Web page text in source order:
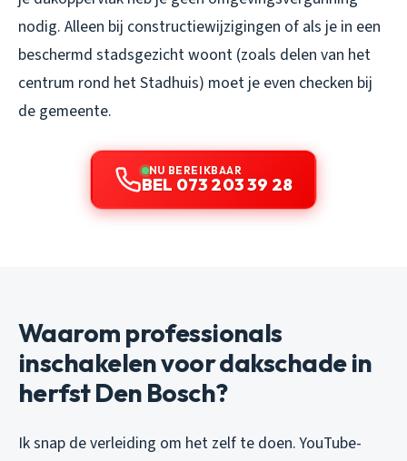
nodig. Alleen bij constructiewijzigingen of als je in een
beschermd stadsgezicht woont (zoals delen van het
centrum rond het Stadhuis) moet je even checken bij
de gemeente.
NU BEREIKBAAR
BEL 073 203 39 28
Waarom professionals
inschakelen voor dakschade in
herfst Den Bosch?
Ik snap de verleiding om het zelf te doen. YouTube-